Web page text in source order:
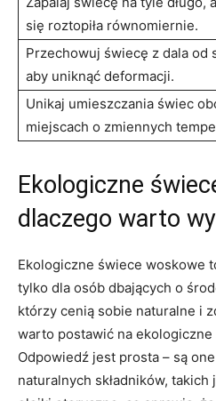
się ‌roztopiła równomiernie.
Przechowuj świecę z dala od
aby​ uniknąć deformacji.
Unikaj ‌umieszczania świec
‌miejscach o zmiennych
Ekologiczne‍
dlaczego‌ warto‌
Ekologiczne świece⁣ woskowe
tylko dla osób dbających ⁢o
którzy cenią⁣ sobie naturalne​ i
warto postawić ⁣na
Odpowiedź jest prosta​ – są
naturalnych składników,